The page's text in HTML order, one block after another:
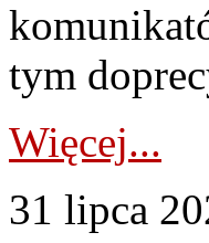
tym
Więcej...
31 lipca